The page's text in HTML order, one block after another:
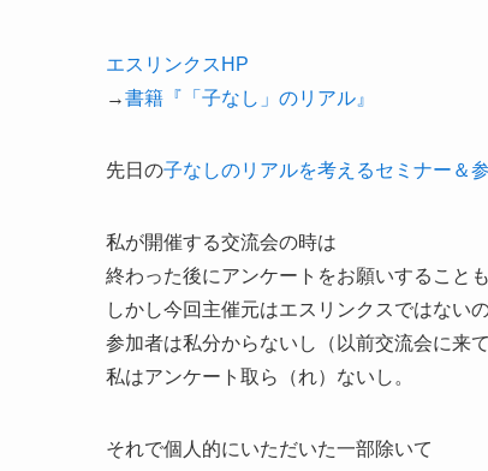
エスリンクスHP
→書籍『「子なし」のリアル』
先日の子なしのリアルを考えるセミナー＆
私が開催する交流会の時は
終わった後にアンケートをお願いすることも
しかし今回主催元はエスリンクスではない
参加者は私分からないし（以前交流会に来
私はアンケート取ら（れ）ないし。
それで個人的にいただいた一部除いて